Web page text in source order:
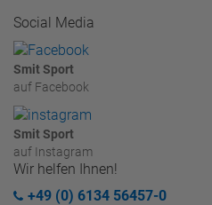
Social Media
Smit Sport
auf Facebook
Smit Sport
auf Instagram
Wir helfen Ihnen!
+49 (0) 6134 56457-0